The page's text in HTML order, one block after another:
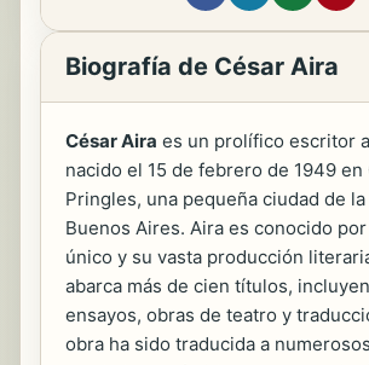
Biografía de César Aira
César Aira es un prolífico escritor
nacido el 15 de febrero de 1949 en
Pringles, una pequeña ciudad de
Buenos Aires. Aira es conocido
único y su vasta producción
abarca más de cien títulos,
ensayos, obras de teatro y
obra ha sido traducida a